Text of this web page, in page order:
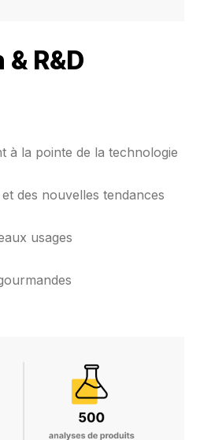
R&D
à la pointe de la technologie
des nouvelles tendances
usages